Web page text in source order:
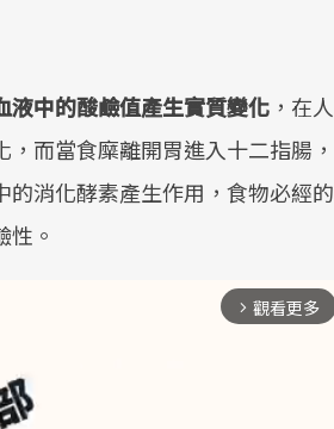
液中的酸鹼值產生實質變化 ，在人
而當食糜離開胃進入十二指腸，
消化酵素產生作用，食物必經的
。
arrow_forward_ios 觀看更多
前往專題
前往專題
前往專題